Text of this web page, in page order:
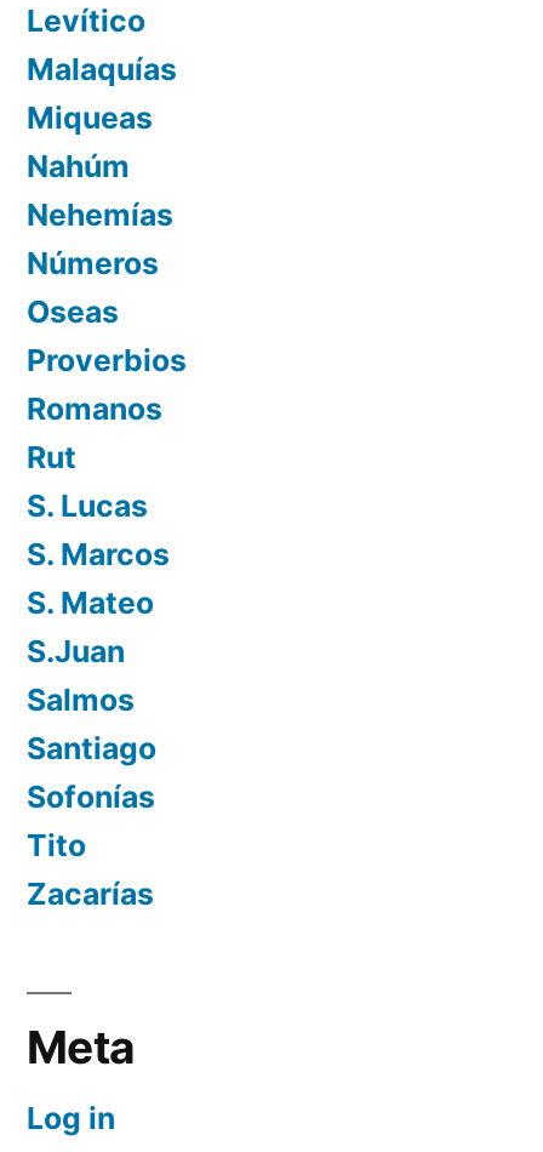
Levítico
Malaquías
Miqueas
Nahúm
Nehemías
Números
Oseas
Proverbios
Romanos
Rut
S. Lucas
S. Marcos
S. Mateo
S.Juan
Salmos
Santiago
Sofonías
Tito
Zacarías
Meta
Log in